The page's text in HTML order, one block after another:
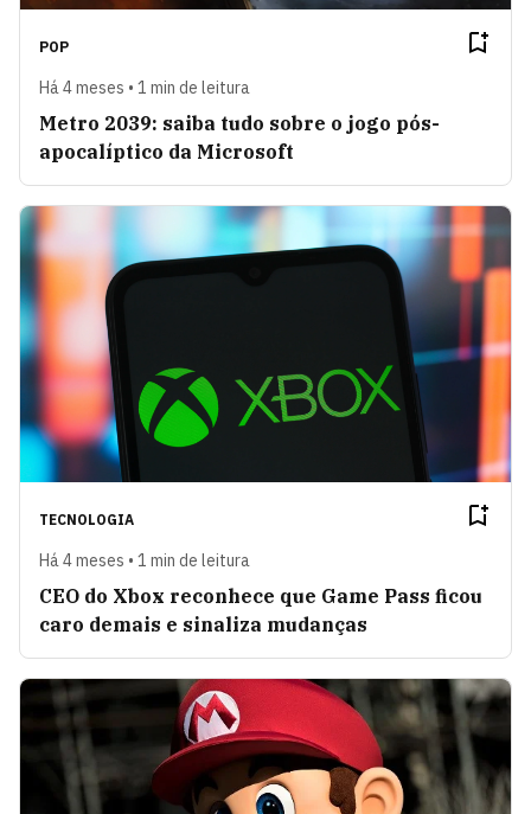
POP
Há 4 meses • 1 min de leitura
Metro 2039: saiba tudo sobre o jogo pós-
apocalíptico da Microsoft
TECNOLOGIA
Há 4 meses • 1 min de leitura
CEO do Xbox reconhece que Game Pass ficou
caro demais e sinaliza mudanças